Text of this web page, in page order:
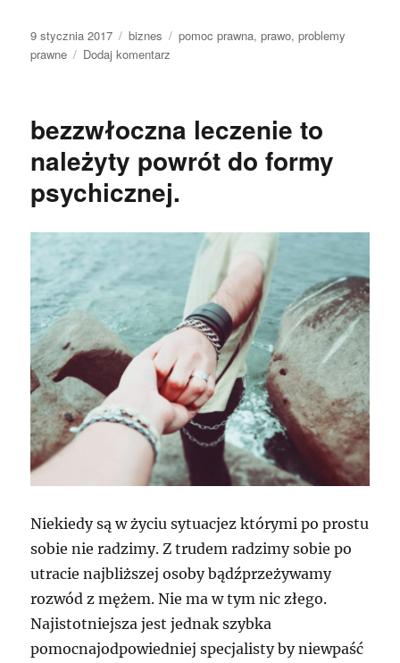
Data
publikacji
9 stycznia 2017 Kategorie
biznes Tagi
pomoc prawna,prawo,problemy
prawne
Dodaj komentarz
potrzebują
prawnika.
bezzwłoczna leczenie to
należyty powrót do formy
psychicznej.
Niekiedy są w życiu sytuacjez którymi po prostu
sobie nie radzimy. Z trudem radzimy sobie po
utracie najbliższej osoby bądźprzeżywamy
rozwód z mężem. Nie ma w tym nic złego.
Najistotniejsza jest jednak szybka
pomocnajodpowiedniej specjalisty by niewpaść